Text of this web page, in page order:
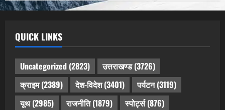
QUICK LINKS
Uncategorized (2823) उत्तराखण्ड(3726)
क्राइम(2389) देश-विदेश(3401) पर्यटन(3119)
यूथ(2985) राजनीति(1879) स्पोर्ट्स(876)